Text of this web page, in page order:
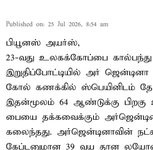
Published on: 25 Jul 2026, 8:54 am
பியூனஸ் அயர்ஸ்,
23-வது உலகக்கோப்பை கால்பந்து
இறுதிப்போட்டியில் அர்
கோல் கணக்கில் ஸ்பெயினிடம்
இதன்மூலம் 64 ஆண்டுக்கு
பையை தக்கவைக்கும்
கலைந்தது. அர்ஜென்டினாவின்
கேப்டனுமான 39 வய தான